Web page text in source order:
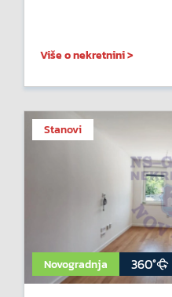
Više o nekretnini >
Stanovi
Novogradnja 360°